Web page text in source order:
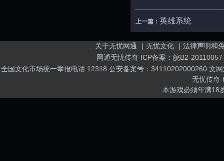
上一篇： 英雄系统
关于无忧网通 | 无忧文化 | 法律声明和
网通无忧传奇ICP备案： 皖B2-
全国文化市场统一举报电话:12318 公安备案号：34110202000260 文
无忧传奇-
本游戏必须年满18